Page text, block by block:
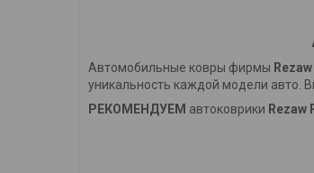
Автомобильные ковры фирмы
уникальность каждой модели авто.
РЕКОМЕНДУЕМ автоковрики Rezaw